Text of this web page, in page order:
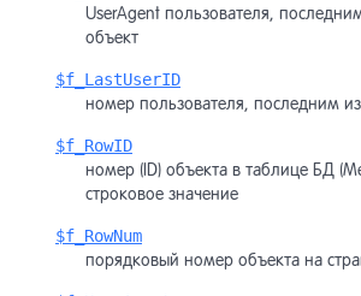
UserAgent пользователя,
объект
$f_LastUserID
номер пользователя, последним
$f_RowID
номер (ID) объекта в таблице БД
строковое значение
$f_RowNum
порядковый номер объекта на